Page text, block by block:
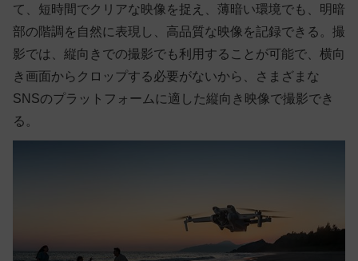
て、短時間でクリアな映像を捉え、薄暗い環境でも、明暗
部の階調を自然に表現し、高品質な映像を記録できる。撮
影では、縦向きでの撮影でも利用することが可能で、横向
き画面からクロップする必要がないから、さまざまな
SNSのプラットフォームに適した縦向き映像で撮影でき
る。